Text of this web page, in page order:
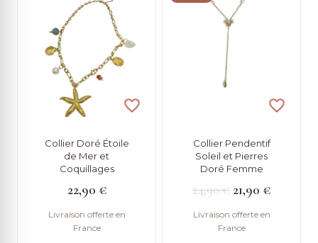
Collier Doré Étoile
de Mer et
Coquillages
22,90 €
Livraison offerte en
France
Collier Pendentif
Soleil et Pierres
Doré Femme
24,90€ Le
prix
initial
21,90 €Le
Livraison offerte en
France